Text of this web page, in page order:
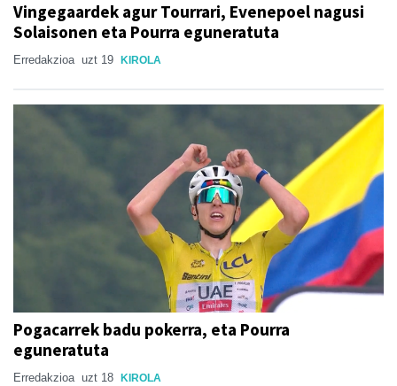
Vingegaardek agur Tourrari, Evenepoel nagusi
Solaisonen eta Pourra eguneratuta
Erredakzioa uzt 19 KIROLA
Pogacarrek badu pokerra, eta Pourra
eguneratuta
Erredakzioa uzt 18 KIROLA